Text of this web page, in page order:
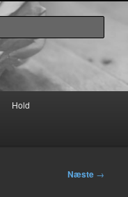
Hold
Næste →